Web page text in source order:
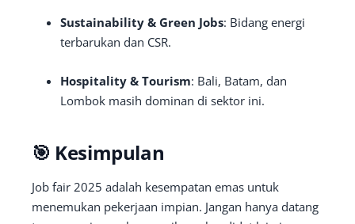
Sustainability & Green Jobs: Bidang energi
terbarukan dan CSR.
Hospitality & Tourism: Bali, Batam, dan
Lombok masih dominan di sektor ini.
🎯 Kesimpulan
Job fair 2025 adalah kesempatan emas untuk
menemukan pekerjaan impian. Jangan hanya datang